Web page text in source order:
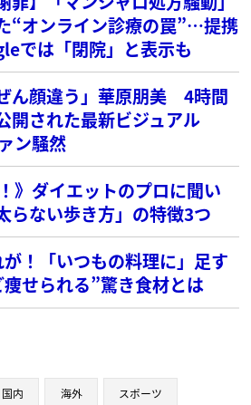
“オンライン診療の罠”…提携
では「閉院」と表示も
ん顔違う」華原朋美 4時間
された最新ビジュアル
ン騒然
》ダイエットのプロに聞い
らない歩き方」の特徴3つ
！「いつもの料理に」足す
せられる”驚き食材とは
国内 海外 スポーツ